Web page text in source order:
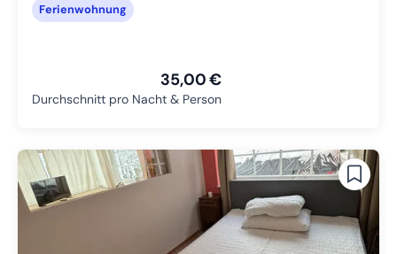
Ferienwohnung
35,00 €
Durchschnitt pro Nacht & Person